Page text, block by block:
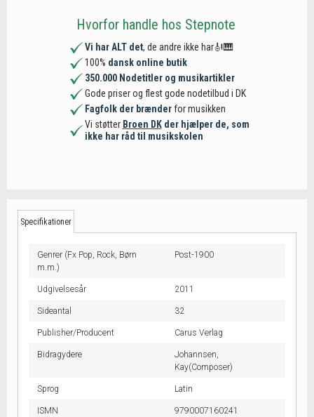
Hvorfor handle hos Stepnote
Vi har ALT det, de andre ikke har🎻🎹
100% dansk online butik
350.000 Nodetitler og musikartikler
Gode priser og flest gode nodetilbud i DK
Fagfolk der brænderfor musikken
Vi støtter Broen DKder hjælper de, som
ikke har råd til musikskolen
Specifikationer
Genrer (Fx Pop, Rock, Børn
m.m.)
Post-1900
Udgivelsesår 2011
Sideantal 32
Publisher/Producent Carus Verlag
Bidragydere
Johannsen,
Kay(Composer)
Sprog Latin
ISMN 9790007160241